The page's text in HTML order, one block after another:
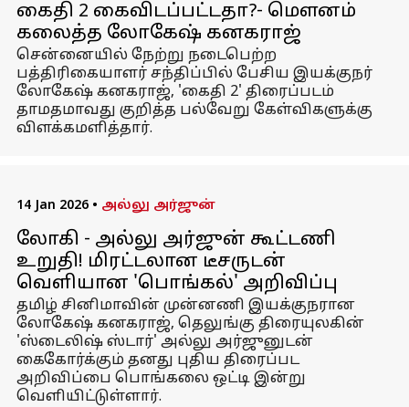
கைதி 2 கைவிடப்பட்டதா?- மௌனம்
கலைத்த லோகேஷ் கனகராஜ்
சென்னையில் நேற்று நடைபெற்ற
பத்திரிகையாளர் சந்திப்பில் பேசிய இயக்குநர்
லோகேஷ் கனகராஜ், 'கைதி 2' திரைப்படம்
தாமதமாவது குறித்த பல்வேறு கேள்விகளுக்கு
விளக்கமளித்தார்.
14 Jan 2026 • அல்லு அர்ஜுன்
லோகி - அல்லு அர்ஜுன் கூட்டணி
உறுதி! மிரட்டலான டீசருடன்
வெளியான 'பொங்கல்' அறிவிப்பு
தமிழ் சினிமாவின் முன்னணி இயக்குநரான
லோகேஷ் கனகராஜ், தெலுங்கு திரையுலகின்
'ஸ்டைலிஷ் ஸ்டார்' அல்லு அர்ஜுனுடன்
கைகோர்க்கும் தனது புதிய திரைப்பட
அறிவிப்பை பொங்கலை ஒட்டி இன்று
வெளியிட்டுள்ளார்.